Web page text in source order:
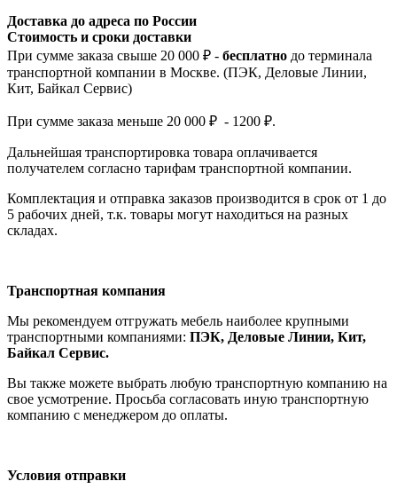
Доставка до адреса по России
Стоимость и сроки доставки
При сумме заказа свыше 20 000 ₽ - бесплатно до терминала
транспортной компании в Москве. (ПЭК, Деловые Линии,
Кит, Байкал Сервис)
При сумме заказа меньше 20 000 ₽ - 1200 ₽.
Дальнейшая транспортировка товара оплачивается
получателем согласно тарифам транспортной компании.
Комплектация и отправка заказов производится в срок от 1 до
5 рабочих дней, т.к. товары могут находиться на разных
складах.
Транспортная компания
Мы рекомендуем отгружать мебель наиболее крупными
транспортными компаниями: ПЭК, Деловые Линии, Кит,
Байкал Сервис.
Вы также можете выбрать любую транспортную компанию на
свое усмотрение. Просьба согласовать иную транспортную
компанию с менеджером до оплаты.
Условия отправки